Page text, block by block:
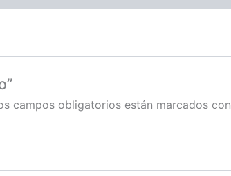
campos obligatorios están marcados con